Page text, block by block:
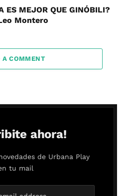
ES MEJOR QUE GINÓBILI?
Montero
A COMMENT
ahora!
de Urbana Play
tu mail